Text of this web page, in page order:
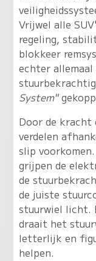
Vrijwel alle
regeling,
blokkeer
echter allemaal
System"
Door de kracht
verdelen
slip
grijpen de
de
de juiste
stuurwiel licht.
draait het
letterlijk en
helpen.